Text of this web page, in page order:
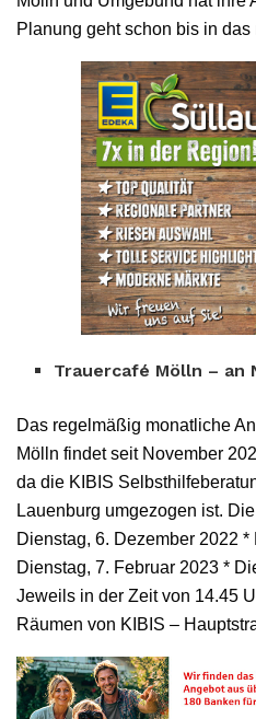
Planung geht schon bis in das
Trauercafé Mölln – an
Das regelmäßig monatliche
Mölln findet seit November
da die KIBIS
Lauenburg umgezogen ist.
Dienstag, 6. Dezember 2022
Dienstag, 7. Februar 2023 *
Jeweils in der Zeit von 14.45
Räumen von KIBIS –